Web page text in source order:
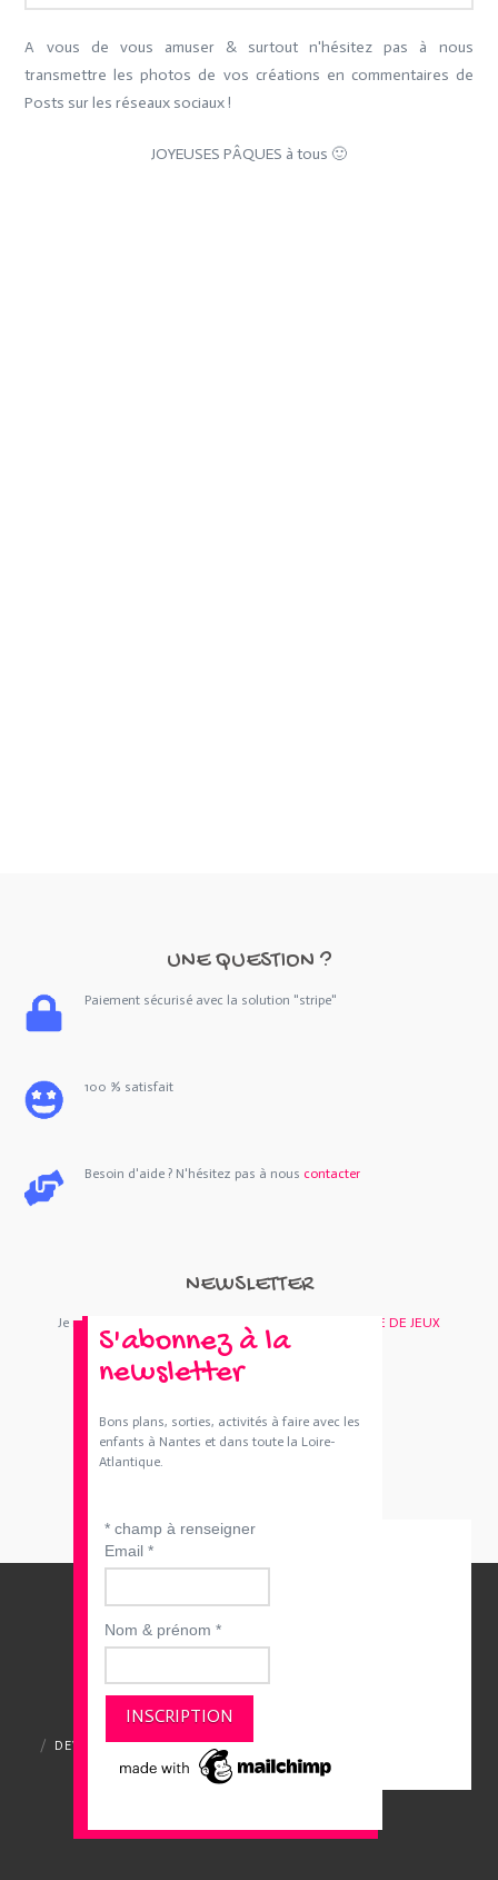
A vous de vous amuser & surtout n'hésitez pas à nous
transmettre les photos de vos créations en commentaires de
Posts sur les réseaux sociaux !
JOYEUSES PÂQUES à tous 🙂
UNE QUESTION ?
Paiement sécurisé avec la solution "stripe"
100 % satisfait
Besoin d'aide ? N'hésitez pas à nous contacter
NEWSLETTER
Je m'abonne : Newsletter BOUTIQUE DE JEUX
DEVENIR ANNONCEUR
MENTIONS LÉGALES
POLITIQUE DE CONFIDENTIALITÉ
S'abonnez à la
newsletter
Bons plans, sorties, activités à faire avec les
enfants à Nantes et dans toute la Loire-
Atlantique.
* champ à renseigner
Email *
Nom & prénom *